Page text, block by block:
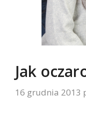
Jak
16 grudnia 2013